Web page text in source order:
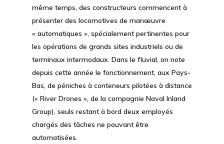
même temps, des constructeurs commencent à
présenter des locomotives de manœuvre
« automatiques », spécialement pertinentes pour
les opérations de grands sites industriels ou de
terminaux intermodaux. Dans le fluvial, on note
depuis cette année le fonctionnement, aux Pays-
Bas, de péniches à conteneurs pilotées à distance
(« River Drones », de la compagnie Naval Inland
Group), seuls restant à bord deux employés
chargés des tâches ne pouvant être
automatisées.